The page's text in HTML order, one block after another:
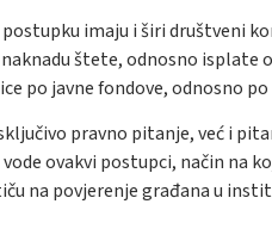
imaju i širi društveni
štete, odnosno
po javne fondove, odnosno
pravno pitanje, već i
ovakvi postupci, način na
na povjerenje građana u